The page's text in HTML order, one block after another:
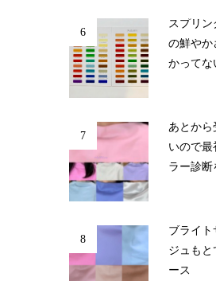
6
スプリ
の鮮やか
かってな
7
あとから
いので最
ラー診断
8
ブライト
ジュもと
ース